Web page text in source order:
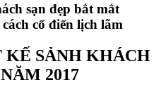
sạn đẹp bắt mắt
cổ điển lịch lãm
KẾ SẢNH KHÁCH
2017